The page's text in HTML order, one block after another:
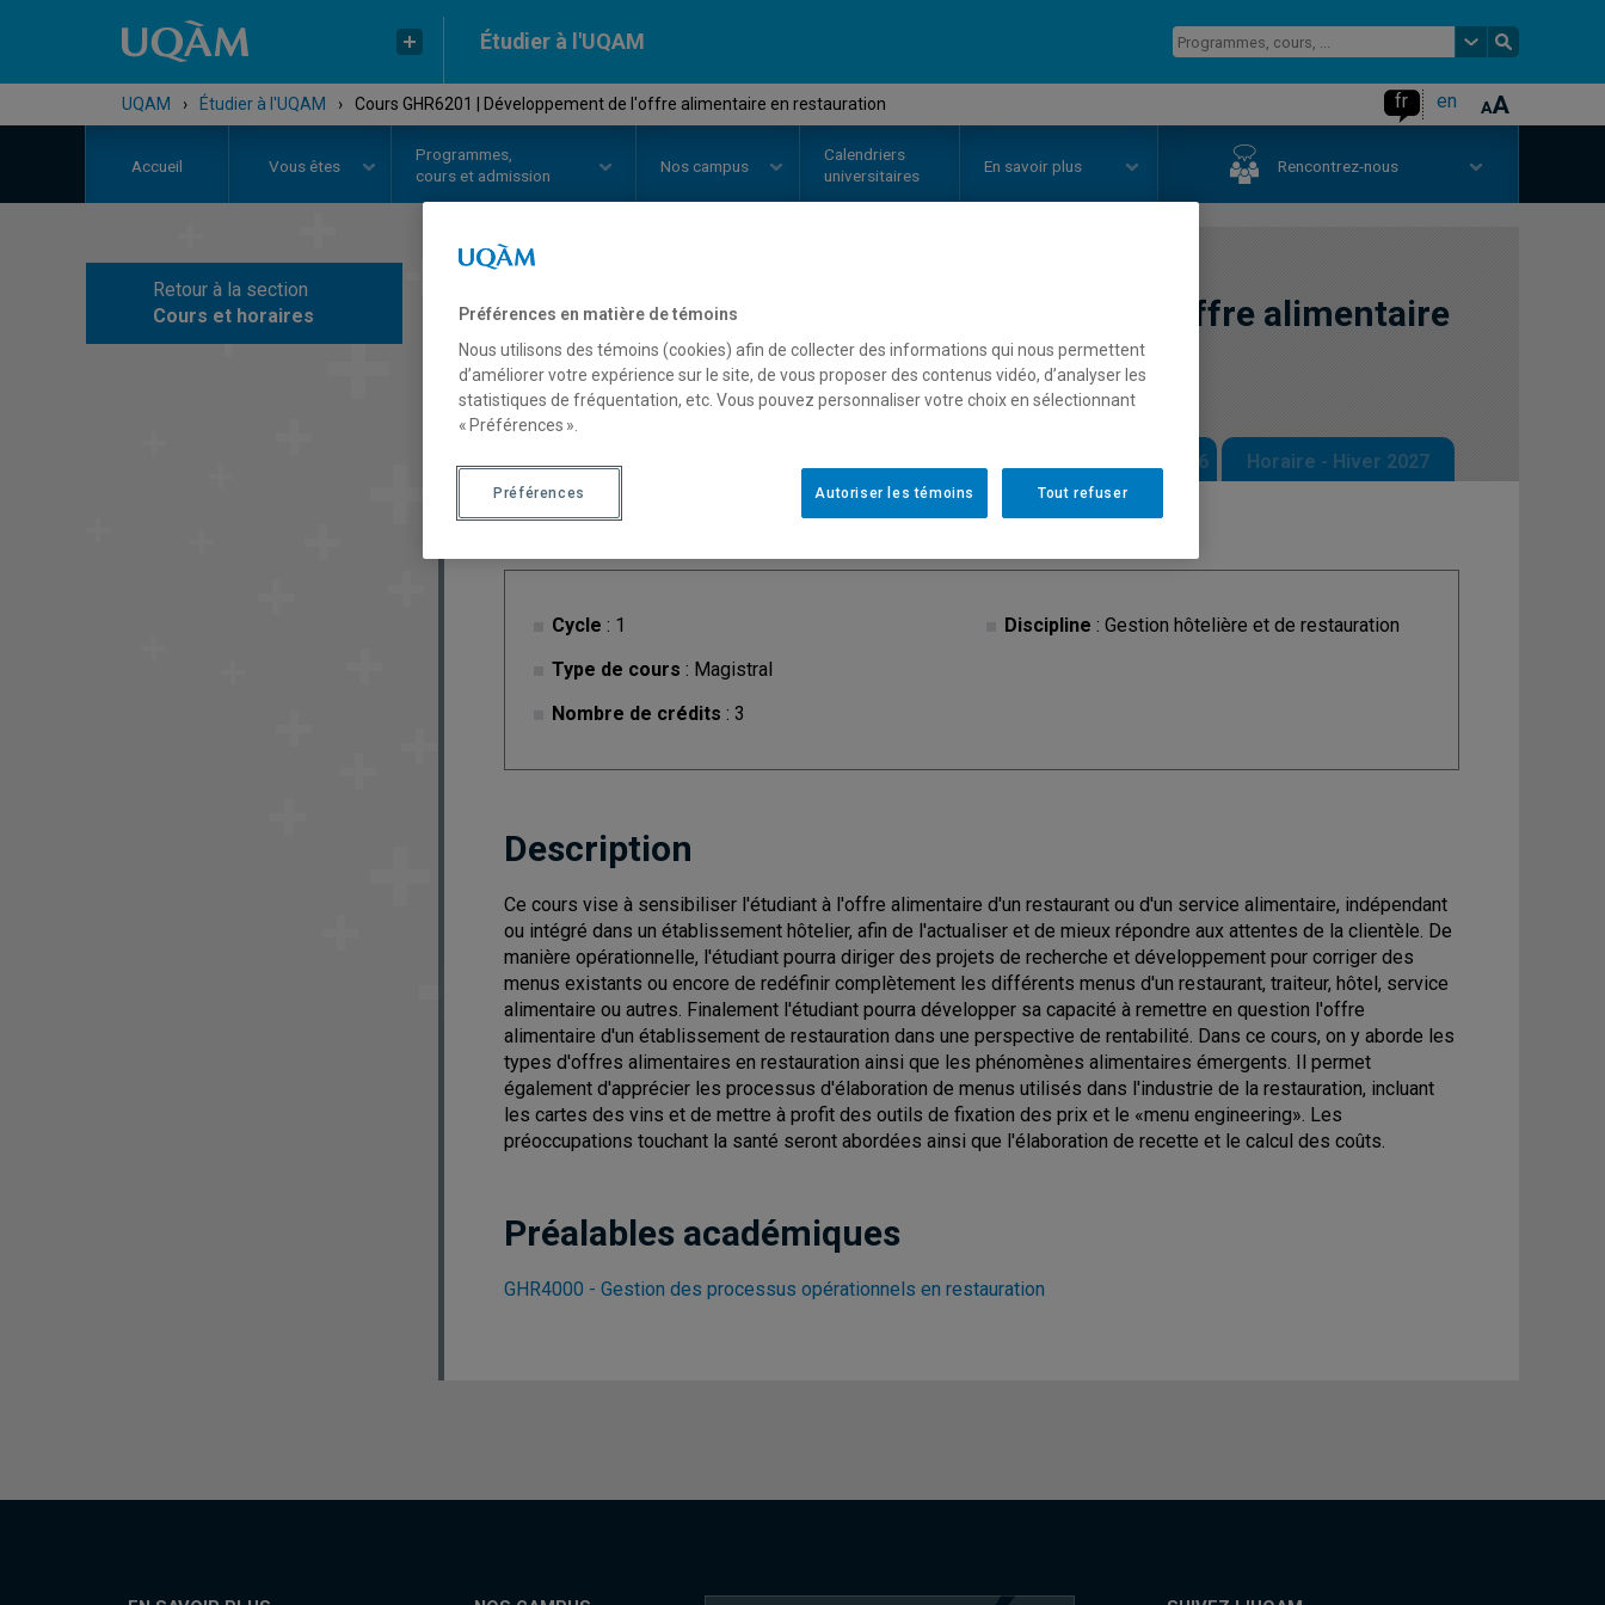
Étudier à l'UQAM
UQAM › Étudier à l'UQAM › Cours GHR6201 | Développement de l'offre alimentaire en restauration fr en
Accueil Vous êtes
Programmes,
cours et admission
Nos campus
Calendriers
universitaires
En savoir plus Rencontrez-nous
Retour à la section
Cours et horaires
COURS// GHR6201
Développement de l'offre alimentaire
en restauration
Description Horaire - Automne 2026 Horaire - Hiver 2027
Cycle : 1
Type de cours : Magistral
Nombre de crédits : 3
Discipline : Gestion hôtelière et de restauration
Description
Ce cours vise à sensibiliser l'étudiant à l'offre alimentaire d'un restaurant ou d'un service alimentaire, indépendant
ou intégré dans un établissement hôtelier, afin de l'actualiser et de mieux répondre aux attentes de la clientèle. De
manière opérationnelle, l'étudiant pourra diriger des projets de recherche et développement pour corriger des
menus existants ou encore de redéfinir complètement les différents menus d'un restaurant, traiteur, hôtel, service
alimentaire ou autres. Finalement l'étudiant pourra développer sa capacité à remettre en question l'offre
alimentaire d'un établissement de restauration dans une perspective de rentabilité. Dans ce cours, on y aborde les
types d'offres alimentaires en restauration ainsi que les phénomènes alimentaires émergents. Il permet
également d'apprécier les processus d'élaboration de menus utilisés dans l'industrie de la restauration, incluant
les cartes des vins et de mettre à profit des outils de fixation des prix et le «menu engineering». Les
préoccupations touchant la santé seront abordées ainsi que l'élaboration de recette et le calcul des coûts.
Préalables académiques
GHR4000 - Gestion des processus opérationnels en restauration
Préférences en matière de témoins
Nous utilisons des témoins (cookies) afin de collecter des informations qui nous permettent
d’améliorer votre expérience sur le site, de vous proposer des contenus vidéo, d’analyser les
statistiques de fréquentation, etc. Vous pouvez personnaliser votre choix en sélectionnant
« Préférences ».
Tout refuser
Autoriser les témoins
Préférences